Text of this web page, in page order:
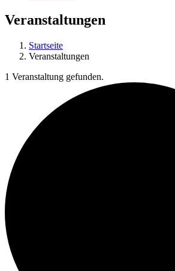
Veranstaltungen
Startseite
Veranstaltungen
1 Veranstaltung gefunden.